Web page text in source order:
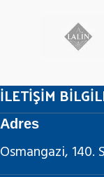
İLETİŞİM
Adres
Osmangazi, 140.